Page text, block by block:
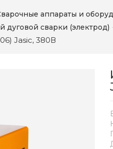
аппараты и
дуговой сварки (электрод)
Jasic, 380В